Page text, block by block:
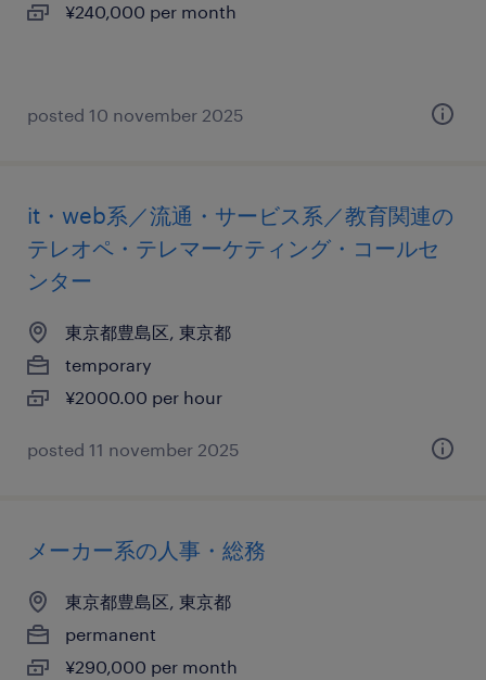
¥240,000 per month
posted 10 november 2025
it・web系／流通・サービス系／教育関連の
テレオペ・テレマーケティング・コールセ
ンター
東京都豊島区, 東京都
temporary
¥2000.00 per hour
posted 11 november 2025
メーカー系の人事・総務
東京都豊島区, 東京都
permanent
¥290,000 per month